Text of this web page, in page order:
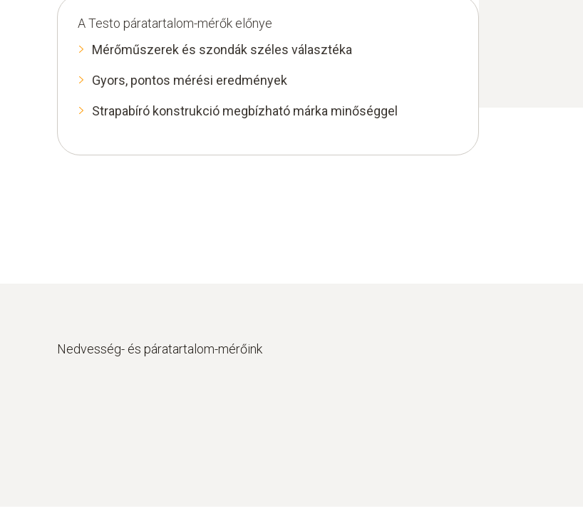
A Testo páratartalom-mérők előnye
Mérőműszerek és szondák széles választéka
Gyors, pontos mérési eredmények
Strapabíró konstrukció megbízható márka minőséggel
Nedvesség- és páratartalom-mérőink